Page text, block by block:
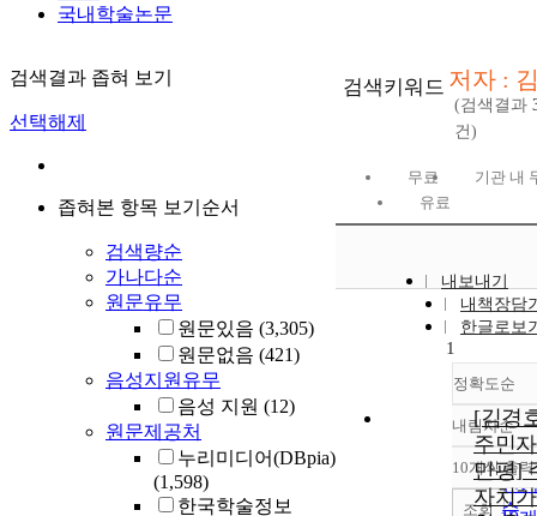
국내학술논문
검색결과 좁혀 보기
선택해제
좁혀본 항목 보기순서
검색량순
가나다순
원문유무
원문있음 (3,305)
원문없음 (421)
음성지원유무
음성 지원 (12)
원문제공처
누리미디어(DBpia)
(1,598)
한국학술정보
검색키워드 저자 :
(검색결과
건)
무료
기관 내
유료
내보내기
내책장담
한글로보
정확도순
정
순
인
순
내림차순
내
10개씩 출력
조회
1
[김경
주민
만평]
자치